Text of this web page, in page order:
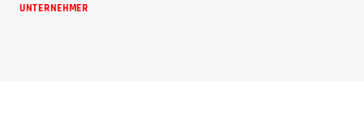
UNTERNEHMER